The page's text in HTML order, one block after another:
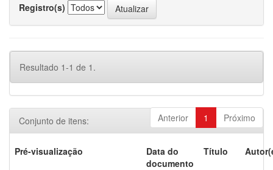
Registro(s)
Resultado 1-1 de 1.
Anterior 1 Próximo
Conjunto de itens:
Pré-visualização
Data do
documento
Título